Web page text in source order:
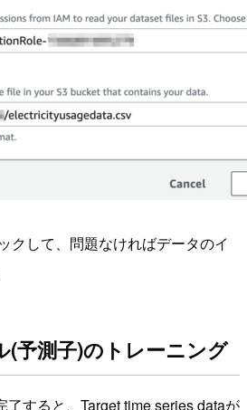
クして、問題なければデータのイ
(予測子)のトレーニング
了すると、Target time series dataが